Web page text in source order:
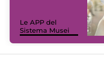
Le APP del
Sistema Musei